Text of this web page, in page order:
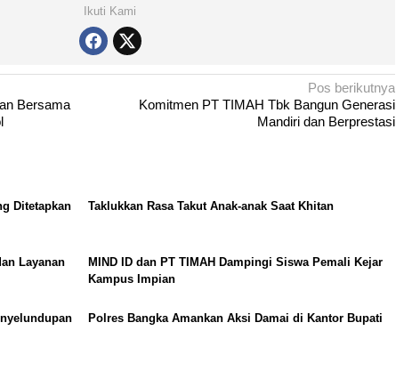
Ikuti Kami
Bersama
Pos berikutnya
Komitmen PT TIMAH Tbk Bangun Generasi
Mandiri dan Berprestasi
Ditetapkan
Taklukkan Rasa Takut Anak-anak Saat Khitan
Layanan
MIND ID dan PT TIMAH Dampingi Siswa Pemali Kejar
Kampus Impian
Polres Bangka Amankan Aksi Damai di Kantor Bupati